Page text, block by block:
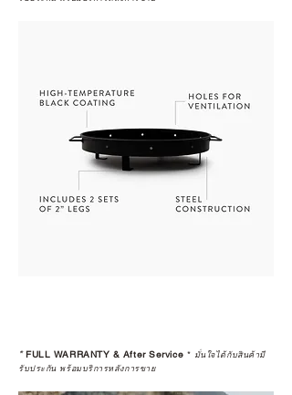
*FULL WARRANTY & After Service * มั่นใจได้กับสินค้ามี
รับประกัน พร้อมบริการหลังการขาย